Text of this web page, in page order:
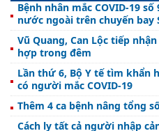
Bệnh nhân mắc COVID-19
nước ngoài trên chuyến bay
Vũ Quang, Can Lộc tiếp
hợp trong đêm
Lần thứ 6, Bộ Y tế tìm khẩn
có người mắc COVID-19
Thêm 4 ca bệnh nâng tổng
Cách ly tất cả người nhập